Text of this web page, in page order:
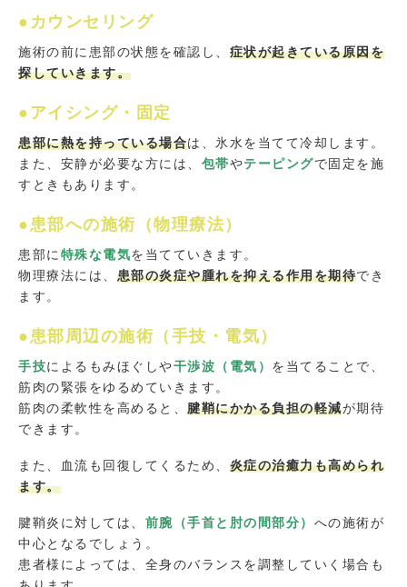
●カウンセリング
施術の前に患部の状態を確認し、 症状が起きている原因を
探していきます。
●アイシング・固定
患部に熱を持っている場合は、氷水を当てて冷却します。
また、安静が必要な方には、 包帯やテーピングで固定を施
すときもあります。
●患部への施術（物理療法）
患部に特殊な電気を当てていきます。
物理療法には、 患部の炎症や腫れを抑える作用を期待でき
ます。
●患部周辺の施術（手技・電気）
手技によるもみほぐしや干渉波（電気） を当てることで、
筋肉の緊張をゆるめていきます。
筋肉の柔軟性を高めると、 腱鞘にかかる負担の軽減が期待
できます。
また、血流も回復してくるため、 炎症の治癒力も高められ
ます。
腱鞘炎に対しては、 前腕（手首と肘の間部分） への施術が
中心となるでしょう。
患者様によっては、全身のバランスを調整していく場合も